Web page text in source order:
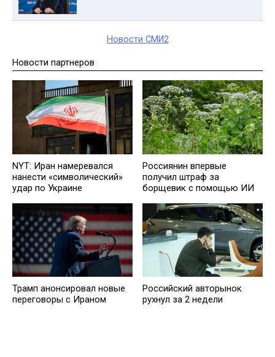
Новости СМИ2
Новости партнеров
NYT: Иран намеревался
нанести «символический»
удар по Украине
Россиянин впервые
получил штраф за
борщевик с помощью ИИ
Трамп анонсировал новые
переговоры с Ираном
Российский авторынок
рухнул за 2 недели